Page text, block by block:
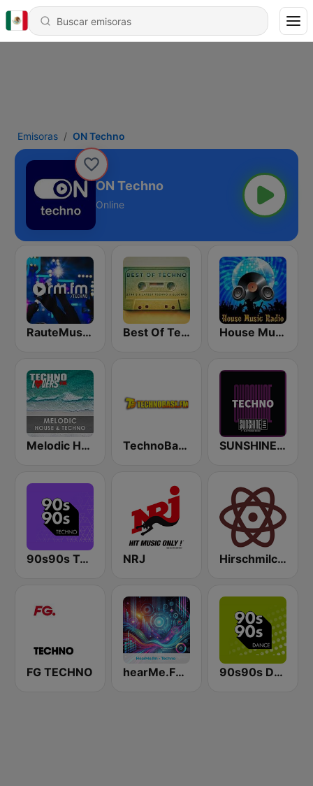
Emisoras ON Techno
ON Techno
Online
RauteMusik - TECHNO Best Of Techno House Music Radio
Melodic House & Techno @ Technolovers.FM TechnoBase.FM SUNSHINE LIVE - Techno
90s90s Techno NRJ Hirschmilch Techno
FG TECHNO hearMe.FM Techno 90s90s Dance